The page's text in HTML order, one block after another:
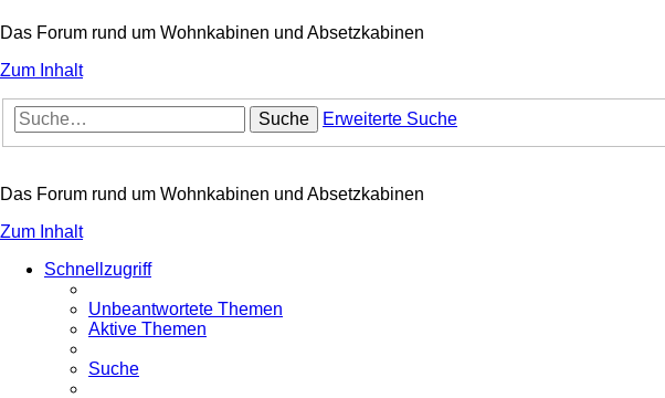
Das Forum rund um Wohnkabinen und Absetzkabinen
Zum Inhalt
Suche Erweiterte Suche
Das Forum rund um Wohnkabinen und Absetzkabinen
Zum Inhalt
Schnellzugriff
Unbeantwortete Themen
Aktive Themen
Suche